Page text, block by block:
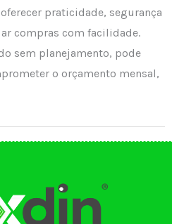
praticidade, segurança
compras com facilidade.
sem planejamento, pode
o orçamento mensal,